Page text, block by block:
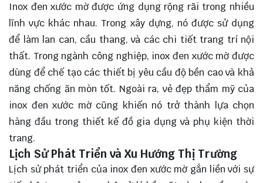
Inox đen xước mờ được ứng dụng rộng rãi trong nhiều
lĩnh vực khác nhau. Trong xây dựng, nó được sử dụng
để làm lan can, cầu thang, và các chi tiết trang trí nội
thất. Trong ngành công nghiệp, inox đen xước mờ được
dùng để chế tạo các thiết bị yêu cầu độ bền cao và khả
năng chống ăn mòn tốt. Ngoài ra, vẻ đẹp thẩm mỹ của
inox đen xước mờ cũng khiến nó trở thành lựa chọn
hàng đầu trong thiết kế đồ gia dụng và phụ kiện thời
trang.
Lịch Sử Phát Triển và Xu Hướng Thị Trường
Lịch sử phát triển của inox đen xước mờ gắn liền với sự